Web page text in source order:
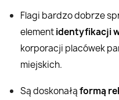
Flagi bardzo dobrze
elementidentyfikacji
korporacji placówek
miejskich.
Są doskonałąformą